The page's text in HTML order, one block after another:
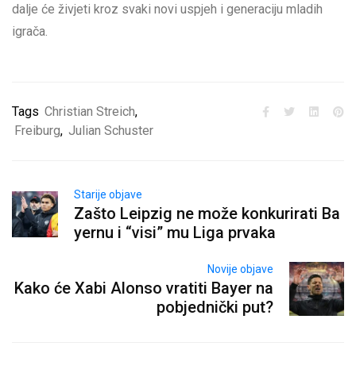
dalje će živjeti kroz svaki novi uspjeh i generaciju mladih
igrača.
Tags Christian Streich,
Freiburg, Julian Schuster
Starije objave
Zašto Leipzig ne može konkurirati Ba
yernu i “visi” mu Liga prvaka
Novije objave
Kako će Xabi Alonso vratiti Bayer na
pobjednički put?